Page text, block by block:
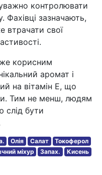
контролювати
Фахівці зазначають,
втрачати свої
корисним
аромат і
на вітамін Е, що
Тим не менш, людям
слід бути
Олія Салат
Токоферол
міхур Запах.
Кисень